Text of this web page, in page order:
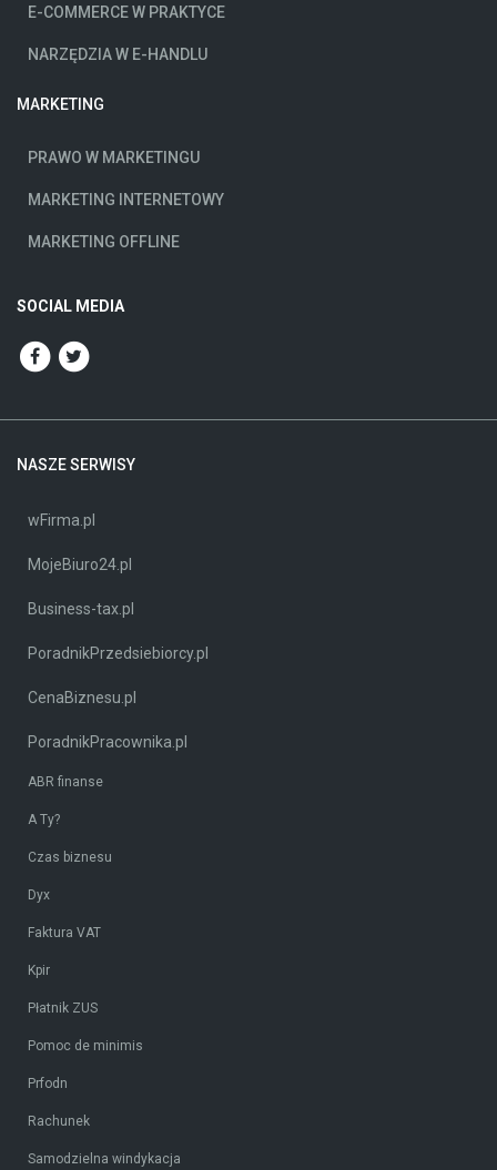
E-COMMERCE W PRAKTYCE
NARZĘDZIA W E-HANDLU
MARKETING
PRAWO W MARKETINGU
MARKETING INTERNETOWY
MARKETING OFFLINE
SOCIAL MEDIA
NASZE SERWISY
wFirma.pl
MojeBiuro24.pl
Business-tax.pl
PoradnikPrzedsiebiorcy.pl
CenaBiznesu.pl
PoradnikPracownika.pl
ABR finanse
A Ty?
Czas biznesu
Dyx
Faktura VAT
Kpir
Płatnik ZUS
Pomoc de minimis
Prfodn
Rachunek
Samodzielna windykacja